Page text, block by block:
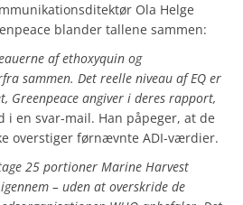
Ola Helge
blander tallene sammen:
af ethoxyquin og
sammen. Det reelle niveau af EQ er
Greenpeace angiver i deres rapport,
i en svar-mail. Han påpeger, at de
overstiger førnævnte ADI-værdier.
25 portioner Marine Harvest
– uden at overskride de